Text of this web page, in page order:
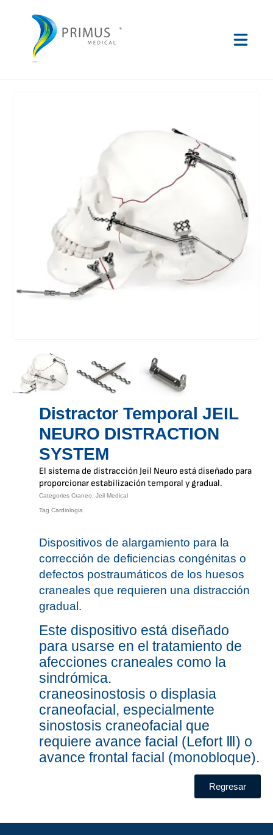
Distractor Temporal JEIL
NEURO DISTRACTION
SYSTEM
El sistema de distracción Jeil Neuro está diseñado para
proporcionar estabilización temporal y gradual.
Categories Craneo Jeil Medical
Tag Cardiologia
Dispositivos de alargamiento para la
corrección de deficiencias congénitas o
defectos postraumáticos de los huesos
craneales que requieren una distracción
gradual.
Este dispositivo está diseñado
para usarse en el tratamiento de
afecciones craneales como la
sindrómica.
craneosinostosis o displasia
craneofacial, especialmente
sinostosis craneofacial que
requiere avance facial (Lefort Ⅲ) o
avance frontal facial (monobloque).
Regresar